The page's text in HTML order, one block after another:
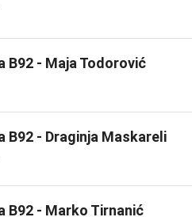
B92 - Maja Todorović
B92 - Draginja Maskareli
B92 - Marko Tirnanić